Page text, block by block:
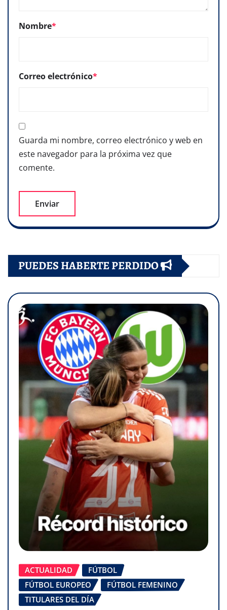
Nombre*
Correo electrónico*
Guarda mi nombre, correo electrónico y web en
este navegador para la próxima vez que
comente.
PUEDES HABERTE PERDIDO
ACTUALIDAD
FÚTBOL
FÚTBOL EUROPEO
FÚTBOL FEMENINO
TITULARES DEL DÍA